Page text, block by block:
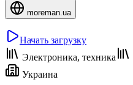
moreman.ua
Начать загрузку
Электроника, техника
Украина